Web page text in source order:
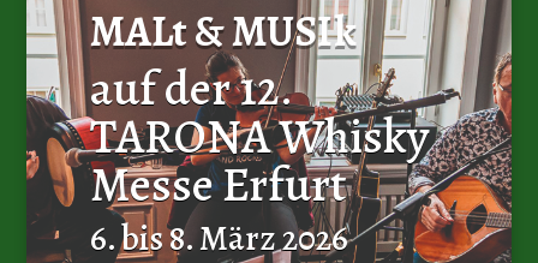
MALt & MUSIk
auf der 12.
TARONA Whisky
Messe Erfurt
6. bis 8. März 2026